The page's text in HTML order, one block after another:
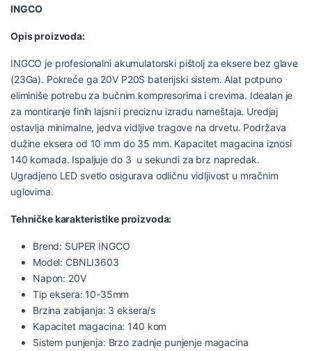
INGCO
Opis proizvoda:
INGCO je profesionalni akumulatorski pištolj za eksere bez glave
(23Ga). Pokreće ga 20V P20S baterijski sistem. Alat potpuno
eliminiše potrebu za bučnim kompresorima i crevima. Idealan je
za montiranje finih lajsni i preciznu izradu nameštaja. Uredjaj
ostavlja minimalne, jedva vidljive tragove na drvetu. Podržava
dužine eksera od 10 mm do 35 mm. Kapacitet magacina iznosi
140 komada. Ispaljuje do 3 u sekundi za brz napredak.
Ugradjeno LED svetlo osigurava odličnu vidljivost u mračnim
uglovima.
Tehničke karakteristike proizvoda:
Brend: SUPER INGCO
Model: CBNLI3603
Napon: 20V
Tip eksera: 10-35mm
Brzina zabijanja: 3 eksera/s
Kapacitet magacina: 140 kom
Sistem punjenja: Brzo zadnje punjenje magacina